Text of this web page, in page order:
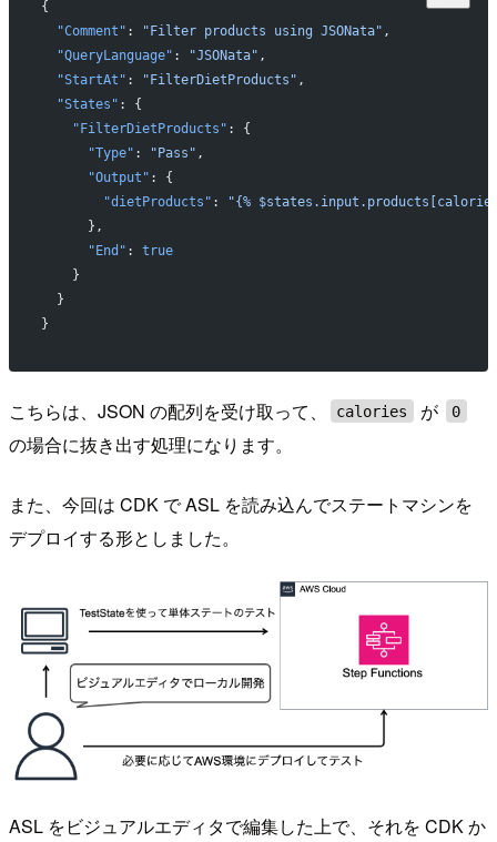
{
  "Comment"
: "Filter products using JSONata" ,
  "QueryLanguage"
: "JSONata" ,
  "StartAt"
: "FilterDietProducts" ,
  "States"
: {
    "FilterDietProducts"
: {
      "Type"
: "Pass" ,
      "Output"
: {
        "dietProducts"
:
"{%
      },
      "End"
: true
    }
  }
}
こちらは、JSON の配列を受け取って、 calories が 0
の場合に抜き出す処理になります。
また、今回は CDK で ASL を読み込んでステートマシンを
デプロイする形としました。
ASL をビジュアルエディタで編集した上で、それを CDK か